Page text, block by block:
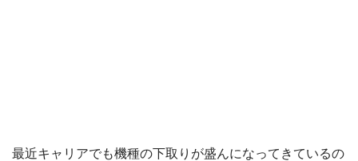
最近キャリアでも機種の下取りが盛んになってきているの